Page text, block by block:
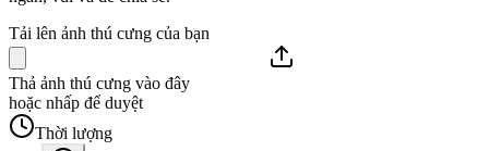
Tải lên ảnh thú cưng của bạn
Thả ảnh thú cưng vào đây
hoặc nhấp để duyệt
Thời lượng